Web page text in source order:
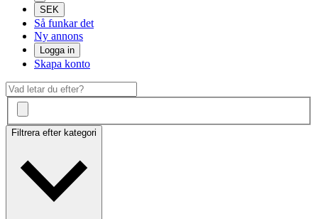
SEK
Så funkar det
Ny annons
Logga in
Skapa konto
Filtrera efter kategori